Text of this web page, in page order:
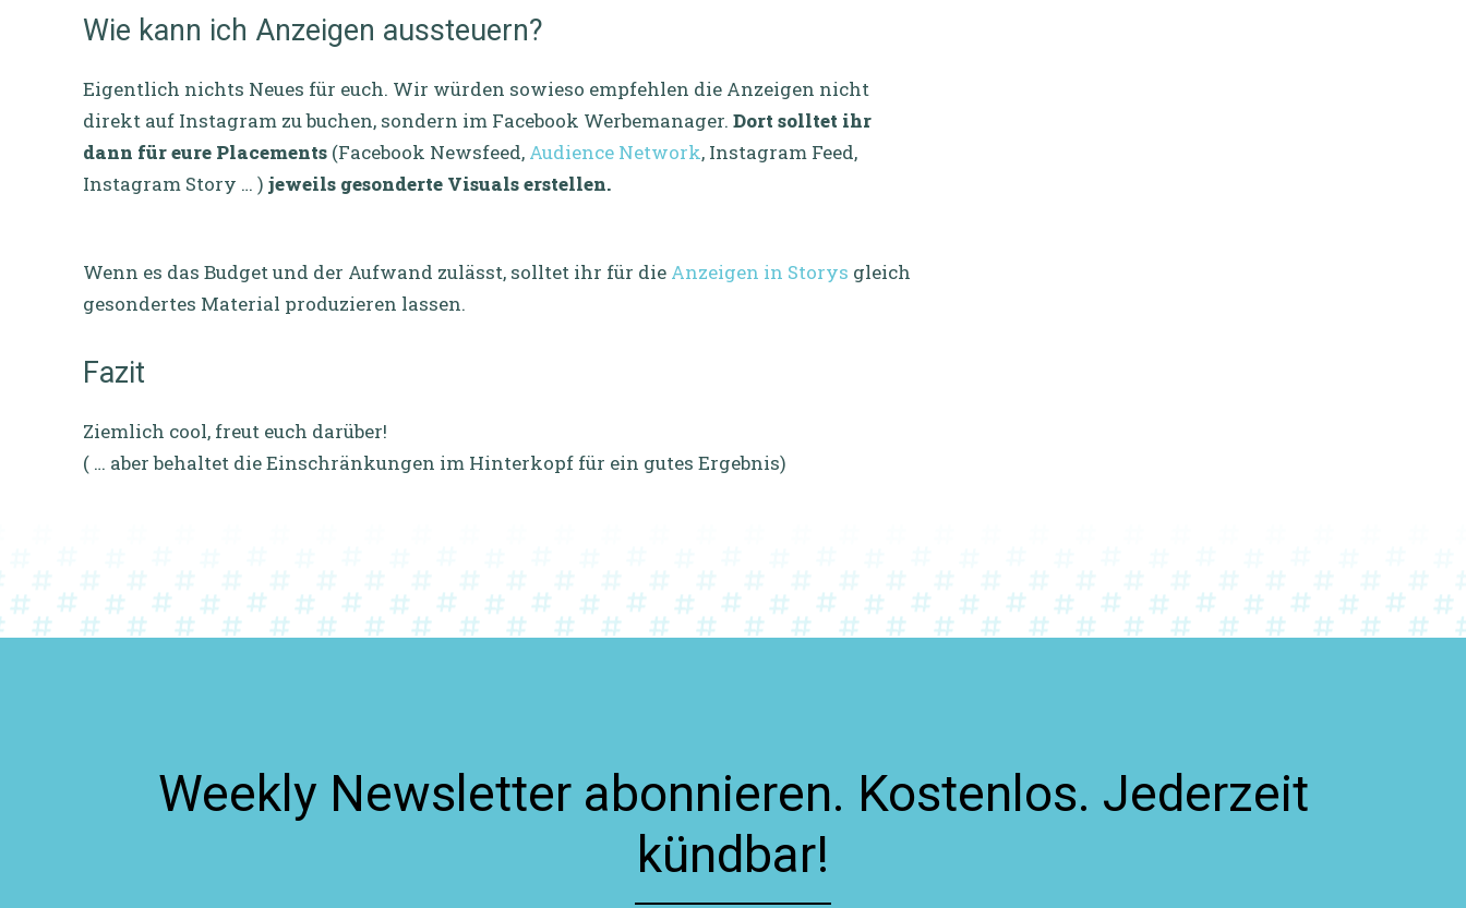
Wie kann ich Anzeigen aussteuern?
Eigentlich nichts Neues für euch. Wir würden sowieso empfehlen die Anzeigen nicht
direkt auf Instagram zu buchen, sondern im Facebook Werbemanager. Dort solltet ihr
dann für eure Placements (Facebook Newsfeed, Audience Network, Instagram Feed,
Instagram Story … ) jeweils gesonderte Visuals erstellen.
Wenn es das Budget und der Aufwand zulässt, solltet ihr für die Anzeigen in Storys gleich
gesondertes Material produzieren lassen.
Fazit
Ziemlich cool, freut euch darüber!
( … aber behaltet die Einschränkungen im Hinterkopf für ein gutes Ergebnis)
Weekly Newsletter abonnieren. Kostenlos. Jederzeit
kündbar!